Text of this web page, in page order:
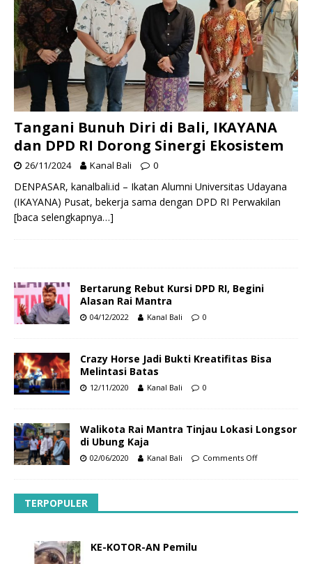
Tangani Bunuh Diri di Bali, IKAYANA
dan DPD RI Dorong Sinergi Ekosistem
26/11/2024 Kanal Bali 0
DENPASAR, kanalbali.id – Ikatan Alumni Universitas Udayana
(IKAYANA) Pusat, bekerja sama dengan DPD RI Perwakilan
[baca selengkapnya…]
Bertarung Rebut Kursi DPD RI, Begini
Alasan Rai Mantra
04/12/2022 Kanal Bali 0
Crazy Horse Jadi Bukti Kreatifitas Bisa
Melintasi Batas
12/11/2020 Kanal Bali 0
Walikota Rai Mantra Tinjau Lokasi Longsor
di Ubung Kaja
02/06/2020 Kanal Bali Comments Off
TERPOPULER
KE-KOTOR-AN Pemilu